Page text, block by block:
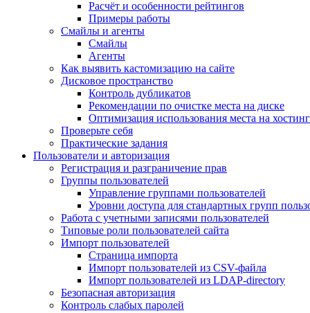
Расчёт и особенности рейтингов
Примеры работы
Смайлы и агенты
Смайлы
Агенты
Как выявить кастомизацию на сайте
Дисковое пространство
Контроль дубликатов
Рекомендации по очистке места на диске
Оптимизация использования места на
Проверьте себя
Практические задания
Пользователи и авторизация
Регистрация и разграничение прав
Группы пользователей
Управление группами пользователей
Уровни доступа для стандартных групп
Работа с учетными записями пользователей
Типовые роли пользователей сайта
Импорт пользователей
Страница импорта
Импорт пользователей из CSV-файла
Импорт пользователей из LDAP-directory
Безопасная авторизация
Контроль слабых паролей